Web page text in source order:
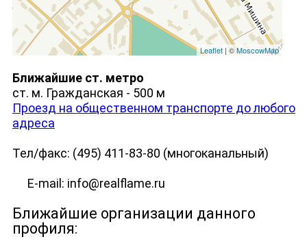
Leaflet| ©MoscowMap
Ближайшие ст. метро
ст. м. Гражданская - 500 м
Проезд на общественном транспорте до любого
адреса
Тел/факс: (495) 411-83-80 (многоканальный)
E-mail: info@realflame.ru
Ближайшие организации данного
профиля: